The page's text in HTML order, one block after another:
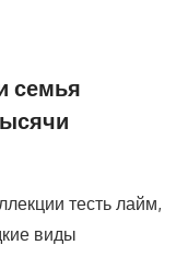
семья
тесть лайм,
виды